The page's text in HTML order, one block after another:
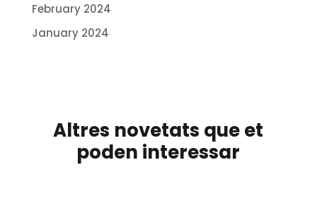
February 2024
January 2024
Altres novetats que et
poden interessar